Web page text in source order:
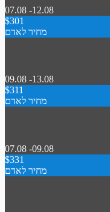
07.08 -12.08
$301
מחיר לאדם
09.08 -13.08
$311
מחיר לאדם
07.08 -09.08
$331
מחיר לאדם